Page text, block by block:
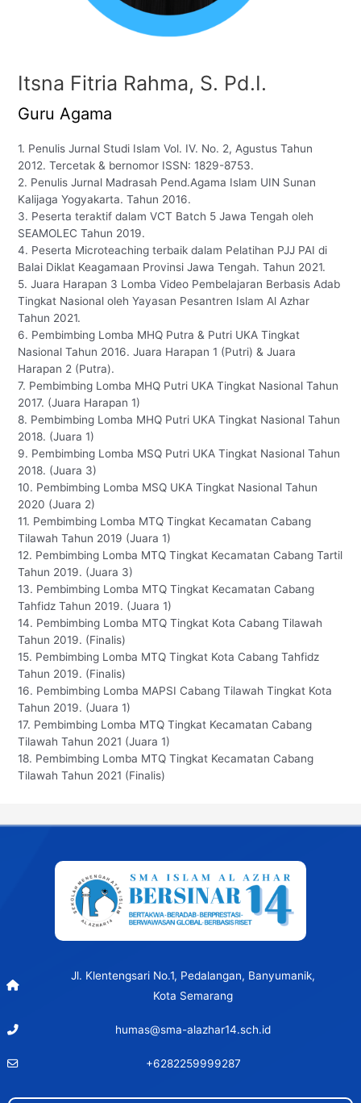
Itsna Fitria Rahma, S. Pd.I.
Guru Agama
1. Penulis Jurnal Studi Islam Vol. IV. No. 2, Agustus Tahun
2012. Tercetak & bernomor ISSN: 1829-8753.
2. Penulis Jurnal Madrasah Pend.Agama Islam UIN Sunan
Kalijaga Yogyakarta. Tahun 2016.
3. Peserta teraktif dalam VCT Batch 5 Jawa Tengah oleh
SEAMOLEC Tahun 2019.
4. Peserta Microteaching terbaik dalam Pelatihan PJJ PAI di
Balai Diklat Keagamaan Provinsi Jawa Tengah. Tahun 2021.
5. Juara Harapan 3 Lomba Video Pembelajaran Berbasis Adab
Tingkat Nasional oleh Yayasan Pesantren Islam Al Azhar
Tahun 2021.
6. Pembimbing Lomba MHQ Putra & Putri UKA Tingkat
Nasional Tahun 2016. Juara Harapan 1 (Putri) & Juara
Harapan 2 (Putra).
7. Pembimbing Lomba MHQ Putri UKA Tingkat Nasional Tahun
2017. (Juara Harapan 1)
8. Pembimbing Lomba MHQ Putri UKA Tingkat Nasional Tahun
2018. (Juara 1)
9. Pembimbing Lomba MSQ Putri UKA Tingkat Nasional Tahun
2018. (Juara 3)
10. Pembimbing Lomba MSQ UKA Tingkat Nasional Tahun
2020 (Juara 2)
11. Pembimbing Lomba MTQ Tingkat Kecamatan Cabang
Tilawah Tahun 2019 (Juara 1)
12. Pembimbing Lomba MTQ Tingkat Kecamatan Cabang Tartil
Tahun 2019. (Juara 3)
13. Pembimbing Lomba MTQ Tingkat Kecamatan Cabang
Tahfidz Tahun 2019. (Juara 1)
14. Pembimbing Lomba MTQ Tingkat Kota Cabang Tilawah
Tahun 2019. (Finalis)
15. Pembimbing Lomba MTQ Tingkat Kota Cabang Tahfidz
Tahun 2019. (Finalis)
16. Pembimbing Lomba MAPSI Cabang Tilawah Tingkat Kota
Tahun 2019. (Juara 1)
17. Pembimbing Lomba MTQ Tingkat Kecamatan Cabang
Tilawah Tahun 2021 (Juara 1)
18. Pembimbing Lomba MTQ Tingkat Kecamatan Cabang
Tilawah Tahun 2021 (Finalis)
Jl. Klentengsari No.1, Pedalangan, Banyumanik,
Kota Semarang
humas@sma-alazhar14.sch.id
+6282259999287